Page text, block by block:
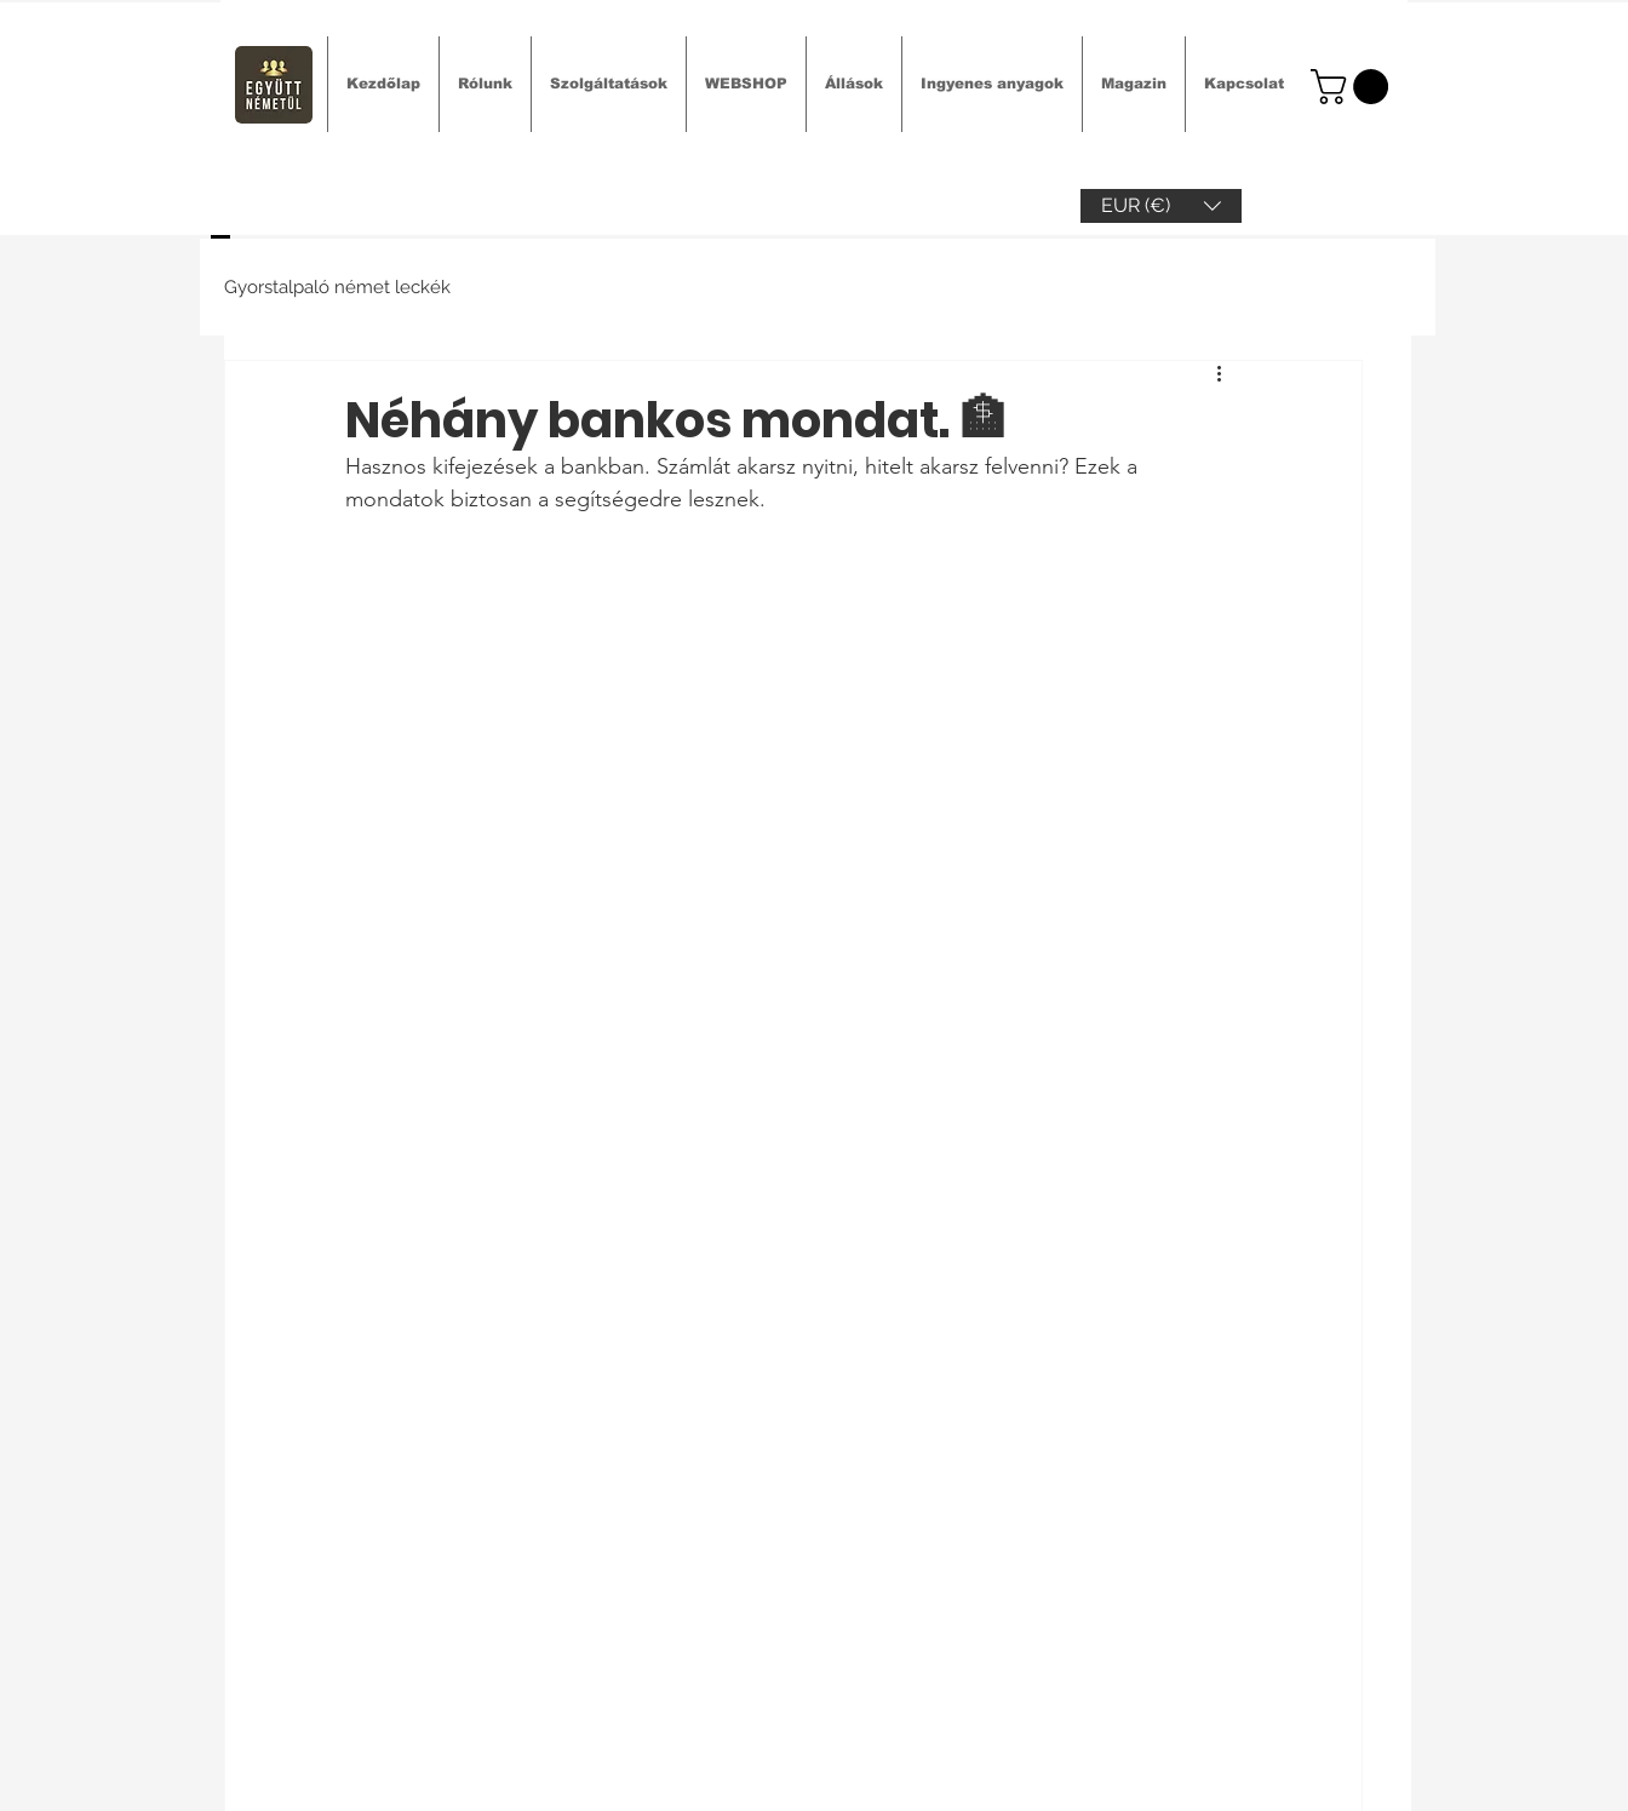
Kezdőlap Rólunk Szolgáltatások WEBSHOP Állások Ingyenes anyagok Magazin Kapcsolat
EUR (€)
Gyorstalpaló német leckék
Néhány bankos mondat. 🏦
Hasznos kifejezések a bankban. Számlát akarsz nyitni, hitelt akarsz felvenni? Ezek a
mondatok biztosan a segítségedre lesznek.